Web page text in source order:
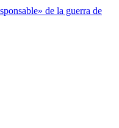
de la guerra de